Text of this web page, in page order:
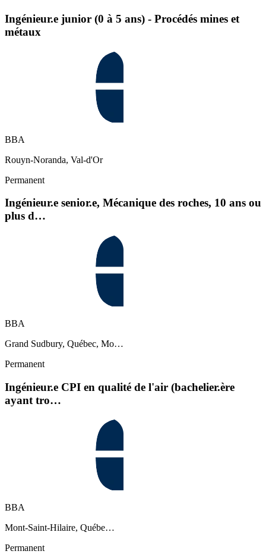
Ingénieur.e junior (0 à 5 ans) - Procédés mines et
métaux
BBA
Rouyn-Noranda, Val-d'Or
Permanent
Ingénieur.e senior.e, Mécanique des roches, 10 ans ou
plus d…
BBA
Grand Sudbury, Québec, Mo…
Permanent
Ingénieur.e CPI en qualité de l'air (bachelier.ère
ayant tro…
BBA
Mont-Saint-Hilaire, Québe…
Permanent